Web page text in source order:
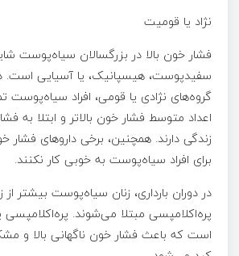
نژاد یا قومیت
فشار خون بالا در بزرگسالان سیاه‌پوست
سفیدپوست، هیسپانیک، یا آسیایی است.
گروه‌های نژادی یا قومی، افراد سیاه‌پوست
اعداد متوسط فشار خون بالاتر و ابتلا به
زندگی دارند. همچنین، برخی داروهای
برای افراد سیاه‌پوست به خوبی کار نکنند.
در دوران بارداری، زنان سیاه‌پوست بیشتر
پره‌اکلامپسی مبتلا می‌شوند. پره‌اکلامپسی
است که باعث فشار خون ناگهانی بالا و